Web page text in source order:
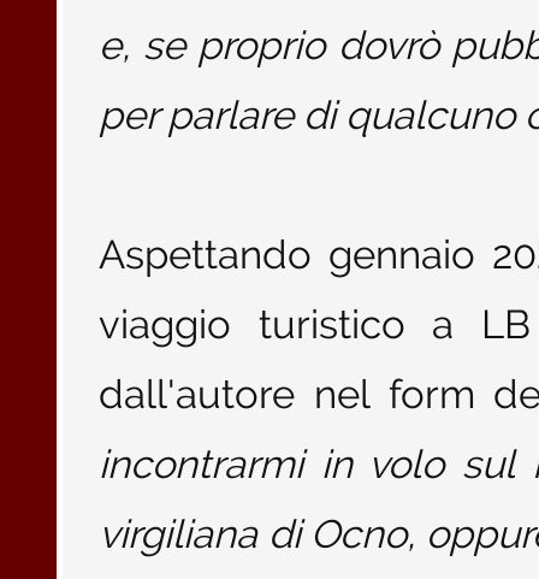
e, se proprio dovrò
per parlare di qualcuno
Aspettando gennaio
viaggio turistico a
dall'autore nel form
incontrarmi in volo sul
virgiliana di Ocno,